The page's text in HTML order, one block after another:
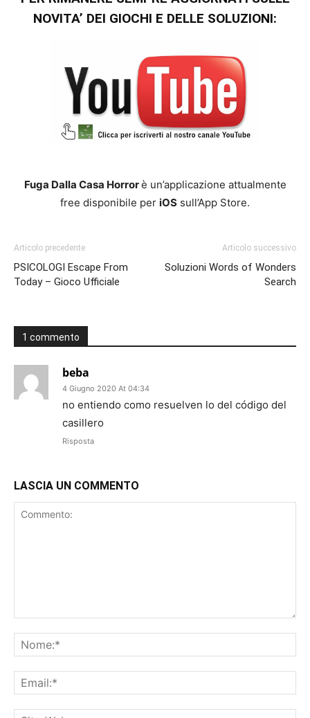
NOVITA’ DEI GIOCHI E DELLE SOLUZIONI:
Fuga Dalla Casa Horrorè un’applicazione attualmente
free disponibile per iOS sull’App Store.
Articolo precedente
PSICOLOGI Escape From
Today – Gioco Ufficiale
Articolo successivo
Soluzioni Words of Wonders
Search
1 commento
beba
4 Giugno 2020 At 04:34
no entiendo como resuelven lo del código del
casillero
Risposta
LASCIA UN COMMENTO